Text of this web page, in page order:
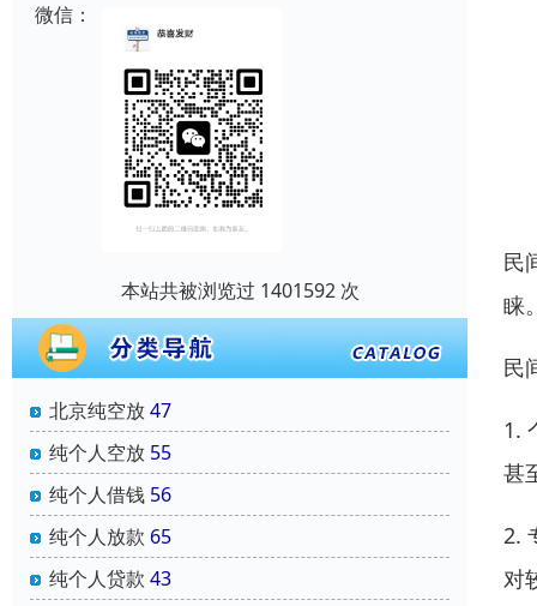
微信：
本站共被浏览过 1401592 次
北京纯空放47
纯个人空放 55
纯个人借钱 56
纯个人放款 65
纯个人贷款 43
民
睐
民
1.
甚
2.
对